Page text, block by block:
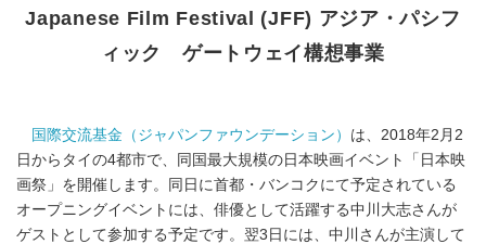
Japanese Film Festival (JFF) アジア・パシフ
ィック ゲートウェイ構想事業
国際交流基金（ジャパンファウンデーション） は、2018年2月2
日からタイの4都市で、同国最大規模の日本映画イベント「日本映
画祭」を開催します。同日に首都・バンコクにて予定されている
オープニングイベントには、俳優として活躍する中川大志さんが
ゲストとして参加する予定です。翌3日には、中川さんが主演して